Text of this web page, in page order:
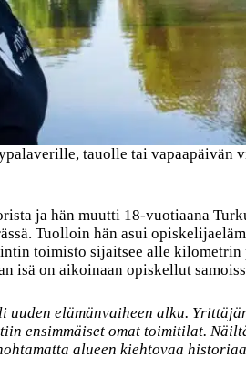
tauolle tai vapaapäivän
ja hän muutti 18-vuotiaana
Tuolloin hän asui
toimisto sijaitsee alle kilometrin
isä on aikoinaan opiskellut
uuden elämänvaiheen alku.
ensimmäiset omat toimitilat.
alueen kiehtovaa